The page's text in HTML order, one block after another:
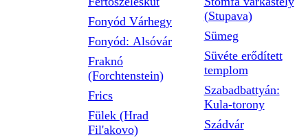
Fonyód Várhegy
Fonyód: Alsóvár
Fraknó
(Forchtenstein)
Frics
Fülek (Hrad
Fil'akovo)
(Stupava)
Sümeg
Süvéte erődített
templom
Szabadbattyán:
Kula-torony
Szádvár